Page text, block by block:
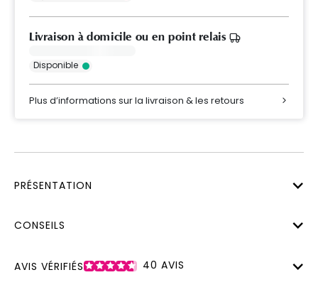
Livraison à domicile ou en point relais
Disponible
Plus d’informations sur la livraison & les retours
PRÉSENTATION
CONSEILS
AVIS VÉRIFIÉS 40 AVIS